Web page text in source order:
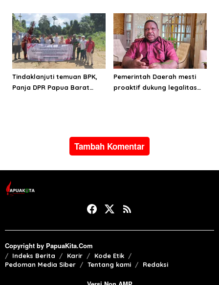
Bintuni
Tindaklanjuti temuan BPK,
Panja DPR Papua Barat
Pemerintah Daerah mesti
proaktif dukung legalitas
Tambah Komentar
Copyright by PapuaKita.Com
Indeks Berita Karir
Kode Etik
Pedoman Media Siber
Tentang kami Redaksi